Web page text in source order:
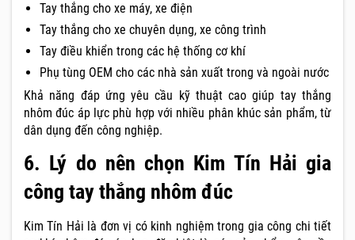
Tay thắng cho xe máy, xe điện
Tay thắng cho xe chuyên dụng, xe công trình
Tay điều khiển trong các hệ thống cơ khí
Phụ tùng OEM cho các nhà sản xuất trong và ngoài nước
Khả năng đáp ứng yêu cầu kỹ thuật cao giúp tay thắng
nhôm đúc áp lực phù hợp với nhiều phân khúc sản phẩm, từ
dân dụng đến công nghiệp.
6. Lý do nên chọn Kim Tín Hải gia
công tay thắng nhôm đúc
Kim Tín Hải là đơn vị có kinh nghiệm trong gia công chi tiết